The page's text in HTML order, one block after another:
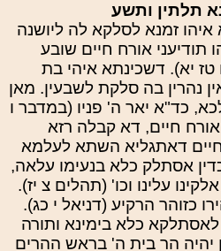
תלתין ותשע
זמנא לסלקא לה ליושנה
תודיעני אורח חיים שובע
יא). דשכינתא איהי בת
נהרין בה סלקת לשבעין. מאן
כד"א יאר ה' פניו (במדבר ו
חיים, דא קבלה רזא
דאתגליא השתא לעלמא
כדין אסתלק כלא בנעימו עלאה,
עלינו וכו' (תהלים צ יז).
כזוהר הרקיע (דניאל י כג).
לאסתלקא כלא בימינא ותורה
יהיה הר בית ה' בראש ההרים